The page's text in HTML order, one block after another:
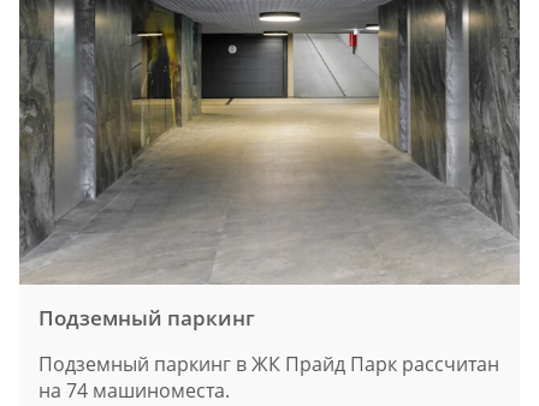
Подземный паркинг
Подземный паркинг в ЖК Прайд Парк рассчитан
на 74 машиноместа.